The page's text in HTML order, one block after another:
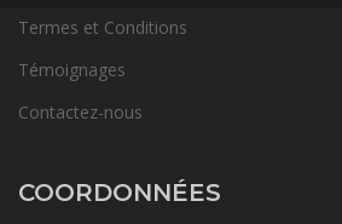
Termes et Conditions
Témoignages
Contactez-nous
COORDONNÉES